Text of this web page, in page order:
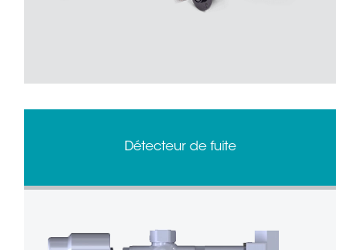
Détecteur de fuite